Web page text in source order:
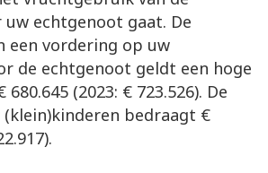
uw echtgenoot gaat. De
een vordering op uw
de echtgenoot geldt een hoge
(2023: € 723.526). De
bedraagt €